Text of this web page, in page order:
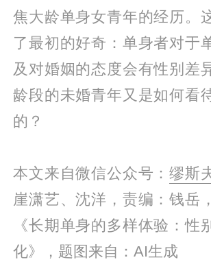
焦大龄单身女青年的经历。
了最初的好奇：单身者对于
及对婚姻的态度会有性别差
龄段的未婚青年又是如何看
的？
本文来自微信公众号：缪斯
崖潇艺、沈洋，责编：钱岳
《长期单身的多样体验：性
化》，题图来自：AI生成